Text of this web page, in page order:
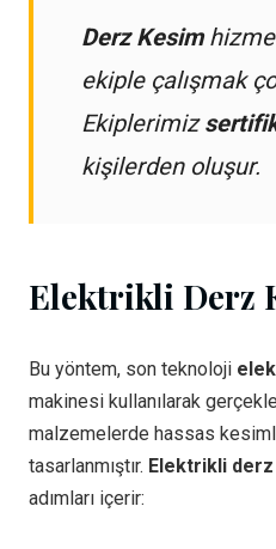
Derz Kesim
ekiple çalışmak
Ekiplerimiz
kişilerden oluşur.
Elektrikli Derz
Bu yöntem, son teknoloji
makinesi kullanılarak
malzemelerde hassas
tasarlanmıştır. Elektrikli
adımları içerir: